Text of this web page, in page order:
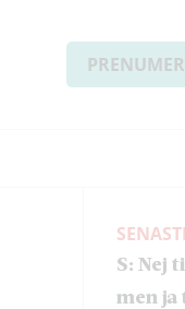
S: Nej
men